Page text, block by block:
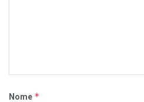
Nome *